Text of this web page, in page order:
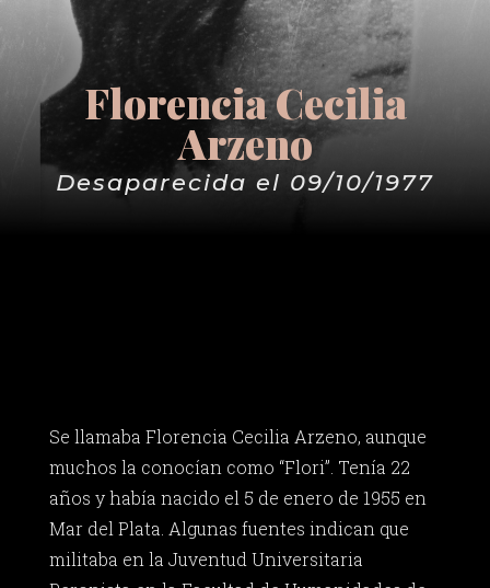
Florencia Cecilia
Arzeno
Desaparecida el 09/10/1977
Se llamaba Florencia Cecilia Arzeno, aunque
muchos la conocían como “Flori”. Tenía 22
años y había nacido el 5 de enero de 1955 en
Mar del Plata. Algunas fuentes indican que
militaba en la Juventud Universitaria